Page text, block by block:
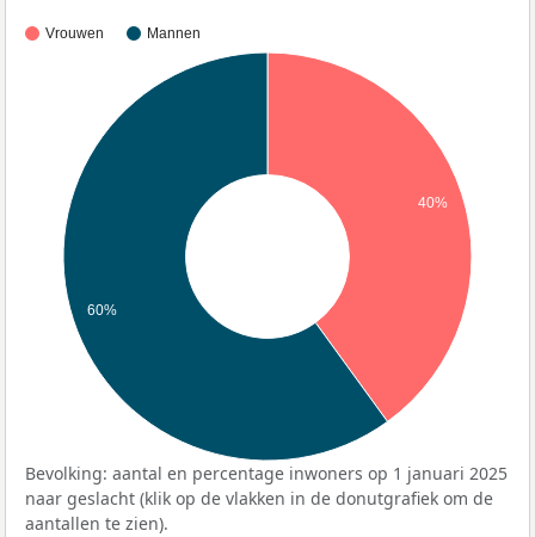
Vrouwen Mannen
40%
60%
Bevolking: aantal en percentage inwoners op 1 januari 2025
naar geslacht (klik op de vlakken in de donutgrafiek om de
aantallen te zien).